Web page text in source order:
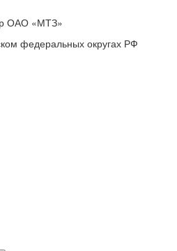
ОАО «МТЗ»
федеральных округах РФ